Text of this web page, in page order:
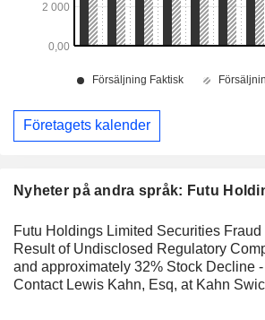
Nyheter på andra språk: Futu
Futu Holdings Limited Securities Fraud
Result of Undisclosed Regulatory
and approximately 32% Stock Decline
Contact Lewis Kahn, Esq, at Kahn
Företagets kalender